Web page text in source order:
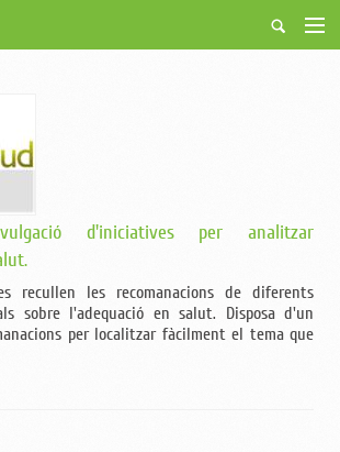
d'iniciatives per analitzar
recullen les recomanacions de diferents
sobre l'adequació en salut. Disposa d'un
per localitzar fàcilment el tema que